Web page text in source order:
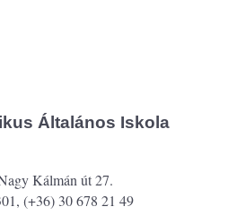
Általános Iskola
Kálmán út 27.
(+36) 30 678 21 49